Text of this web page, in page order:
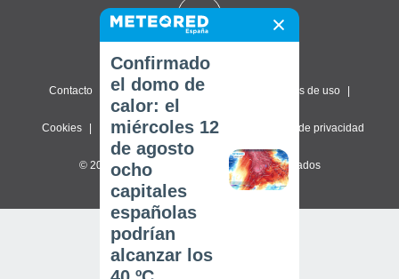
Contacto Sobre nosotros Términos de uso
Cookies Política de privacidad Configuración de privacidad
© 2026 Meteored. Todos los derechos reservados
Confirmado
el domo de
calor: el
miércoles 12
de agosto
ocho
capitales
españolas
podrían
alcanzar los